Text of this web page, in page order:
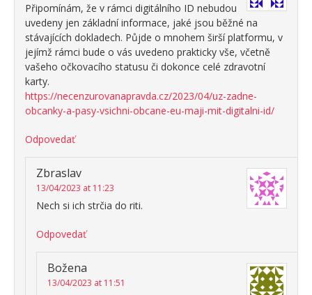
Připomínám, že v rámci digitálního ID nebudou
uvedeny jen základní informace, jaké jsou běžné na
stávajících dokladech. Půjde o mnohem širší platformu, v
jejímž rámci bude o vás uvedeno prakticky vše, včetně
vašeho očkovacího statusu či dokonce celé zdravotní
karty.
https://necenzurovanapravda.cz/2023/04/uz-zadne-
obcanky-a-pasy-vsichni-obcane-eu-maji-mit-digitalni-id/
Odpovedať
Zbraslav
13/04/2023 at 11:23
Nech si ich strčia do riti.
Odpovedať
Božena
13/04/2023 at 11:51